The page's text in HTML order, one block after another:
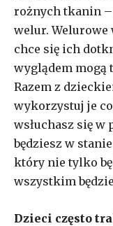
rożnych tkanin –
welur. Welurowe
chce się ich
wyglądem mogą
Razem z
wykorzystuj je
wsłuchasz się w
będziesz w
który nie tylko
wszystkim
Dzieci często